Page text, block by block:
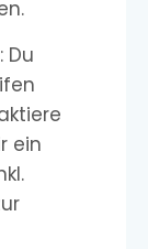
Du
ein